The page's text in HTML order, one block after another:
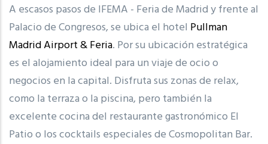
A escasos pasos de IFEMA - Feria de Madrid y frente al
Palacio de Congresos, se ubica el hotel Pullman
Madrid Airport & Feria. Por su ubicación estratégica
es el alojamiento ideal para un viaje de ocio o
negocios en la capital. Disfruta sus zonas de relax,
como la terraza o la piscina, pero también la
excelente cocina del restaurante gastronómico El
Patio o los cocktails especiales de Cosmopolitan Bar.